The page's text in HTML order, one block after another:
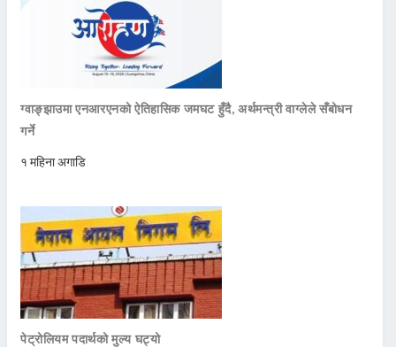
ग्वाङ्झाउमा एनआरएनको ऐतिहासिक जमघट हुँदै, अर्थमन्त्री वाग्लेले सँबोधन
गर्ने
१ महिना अगाडि
पेट्रोलियम पदार्थको मुल्य घट्यो